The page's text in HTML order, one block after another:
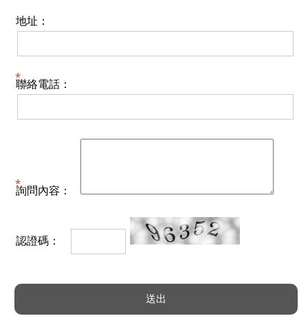
地址：
聯絡電話：
詢問內容：
認證碼：